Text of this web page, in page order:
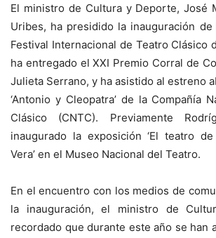
El ministro de Cultura y Deporte, José
Uribes, ha presidido la inauguración
Festival Internacional de Teatro Clásico
ha entregado el XXI Premio Corral de
Julieta Serrano, y ha asistido al estreno
‘Antonio y Cleopatra’ de la Compañía
Clásico (CNTC). Previamente
inaugurado la exposición ‘El teatro
Vera’ en el Museo Nacional del Teatro.
En el encuentro con los medios de
la inauguración, el ministro de
recordado que durante este año se han